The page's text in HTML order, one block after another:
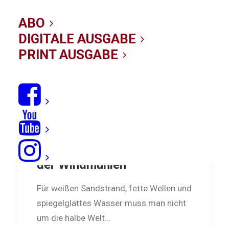
ABO
DIGITALE AUSGABE
PRINT AUSGABE
Ostfriesland: Kiten im Land
der Windmühlen
Für weißen Sandstrand, fette Wellen und
spiegelglattes Wasser muss man nicht
um die halbe Welt…